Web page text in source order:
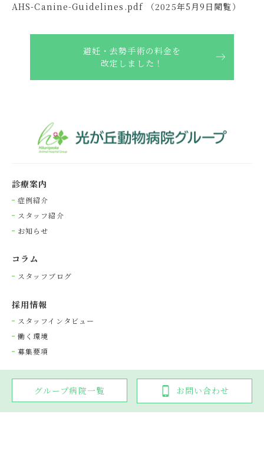
AHS-Canine-Guidelines.pdf （2025年5月9日閲覧）
避妊・去勢手術の料金を
改定しました！
診療案内
症例紹介
スタッフ紹介
お知らせ
コラム
スタッフブログ
採⽤情報
スタッフインタビュー
働く環境
募集要項
Copyright © 光が丘動物病院グループ. All rights reserved.
グループ病院一覧 お問い合わせ